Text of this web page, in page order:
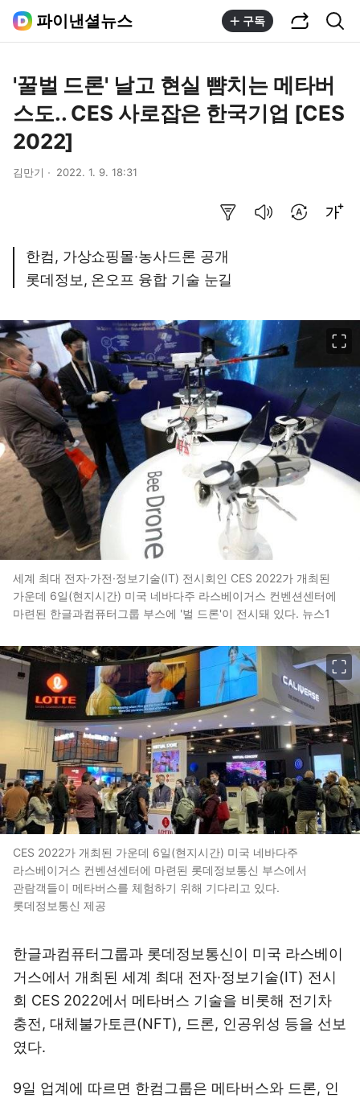
파이낸셜뉴스 구독
'꿀벌 드론' 날고 현실 뺨치는 메타버
스도.. CES 사로잡은 한국기업 [CES
2022]
김만기 2022. 1. 9. 18:31
한컴, 가상쇼핑몰·농사드론 공개
롯데정보, 온오프 융합 기술 눈길
세계 최대 전자·가전·정보기술(IT) 전시회인 CES 2022가 개최된
가운데 6일(현지시간) 미국 네바다주 라스베이거스 컨벤션센터에
마련된 한글과컴퓨터그룹 부스에 '벌 드론'이 전시돼 있다. 뉴스1
CES 2022가 개최된 가운데 6일(현지시간) 미국 네바다주
라스베이거스 컨벤션센터에 마련된 롯데정보통신 부스에서
관람객들이 메타버스를 체험하기 위해 기다리고 있다.
롯데정보통신 제공
한글과컴퓨터그룹과 롯데정보통신이 미국 라스베이
거스에서 개최된 세계 최대 전자·정보기술(IT) 전시
회 CES 2022에서 메타버스 기술을 비롯해 전기차
충전, 대체불가토큰(NFT), 드론, 인공위성 등을 선보
였다.
9일 업계에 따르면 한컴그룹은 메타버스와 드론, 인